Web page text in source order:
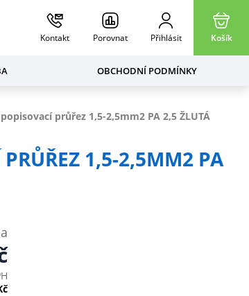
Kontakt Porovnat Přihlásit Košík
OBCHODNÍ PODMÍNKY
průřez 1,5-2,5mm2 PA 2,5 ŽLUTÁ
1,5-2,5MM2 PA